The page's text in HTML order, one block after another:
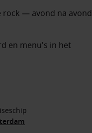
rock — avond na avond
en menu's in het